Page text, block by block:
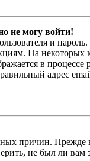
не могу войти!
и
На некоторых
в
адрес
причин. Прежде
не был ли